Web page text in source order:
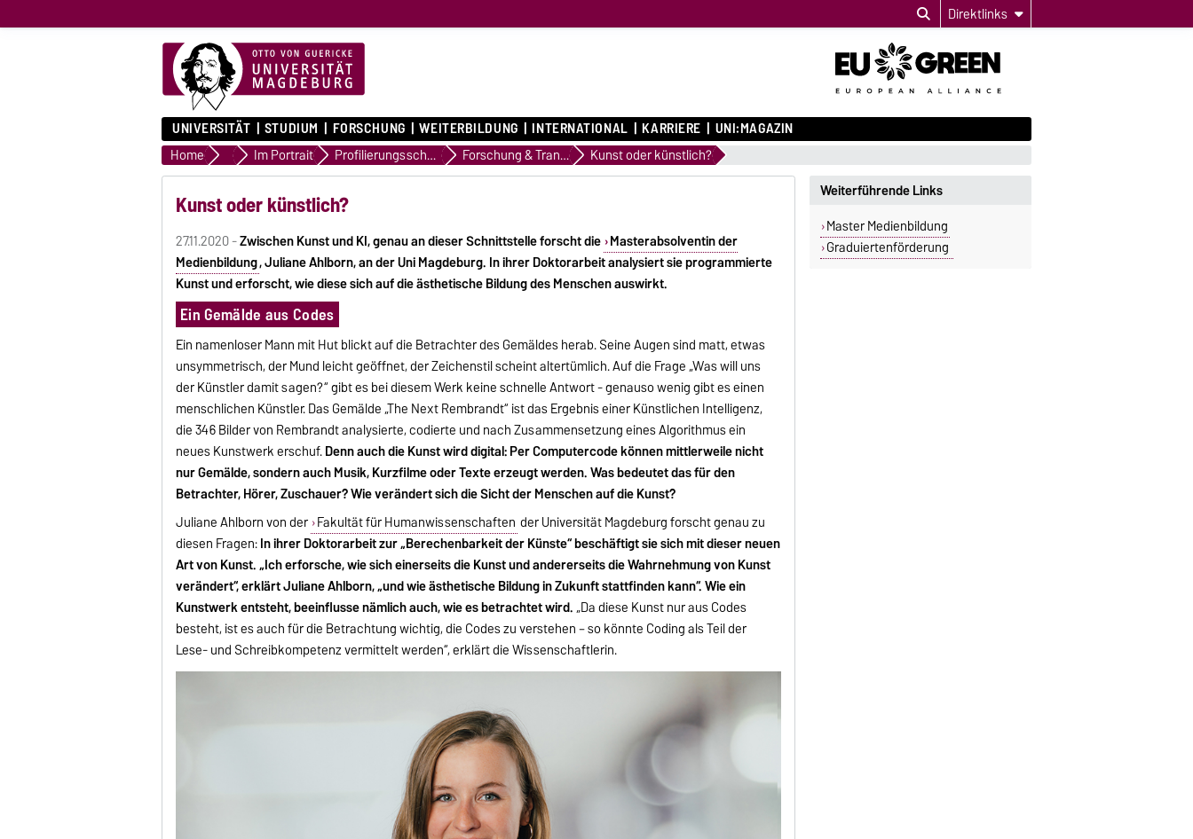
Direktlinks
UNIVERSITÄT STUDIUM FORSCHUNG WEITERBILDUNG INTERNATIONAL KARRIERE UNI:MAGAZIN
Home Universität
Im Portrait Profilierungsschwerpunkte Forschung & Transfer Kunst oder künstlich?
Kunst oder künstlich?
27.11.2020 -Zwischen Kunst und KI, genau an dieser Schnittstelle forscht die Masterabsolventin der
Medienbildung, Juliane Ahlborn, an der Uni Magdeburg. In ihrer Doktorarbeit analysiert sie programmierte
Kunst und erforscht, wie diese sich auf die ästhetische Bildung des Menschen auswirkt.
Ein Gemälde aus Codes
Ein namenloser Mann mit Hut blickt auf die Betrachter des Gemäldes herab. Seine Augen sind matt, etwas
unsymmetrisch, der Mund leicht geöffnet, der Zeichenstil scheint altertümlich. Auf die Frage „Was will uns
der Künstler damit sagen?“ gibt es bei diesem Werk keine schnelle Antwort - genauso wenig gibt es einen
menschlichen Künstler. Das Gemälde „The Next Rembrandt“ ist das Ergebnis einer Künstlichen Intelligenz,
die 346 Bilder von Rembrandt analysierte, codierte und nach Zusammensetzung eines Algorithmus ein
neues Kunstwerk erschuf.Denn auch die Kunst wird digital: Per Computercode können mittlerweile nicht
nur Gemälde, sondern auch Musik, Kurzfilme oder Texte erzeugt werden. Was bedeutet das für den
Betrachter, Hörer, Zuschauer? Wie verändert sich die Sicht der Menschen auf die Kunst?
Juliane Ahlborn von der Fakultät für Humanwissenschaften der Universität Magdeburg forscht genau zu
diesen Fragen:In ihrer Doktorarbeit zur „Berechenbarkeit der Künste“ beschäftigt sie sich mit dieser neuen
Art von Kunst. „Ich erforsche, wie sich einerseits die Kunst und andererseits die Wahrnehmung von Kunst
verändert“, erklärt Juliane Ahlborn, „und wie ästhetische Bildung in Zukunft stattfinden kann“. Wie ein
Kunstwerk entsteht, beeinflusse nämlich auch, wie es betrachtet wird.„Da diese Kunst nur aus Codes
besteht, ist es auch für die Betrachtung wichtig, die Codes zu verstehen – so könnte Coding als Teil der
Lese- und Schreibkompetenz vermittelt werden“, erklärt die Wissenschaftlerin.
Weiterführende Links
Master Medienbildung
Graduiertenförderung